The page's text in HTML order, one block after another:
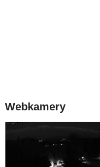
Webkamery